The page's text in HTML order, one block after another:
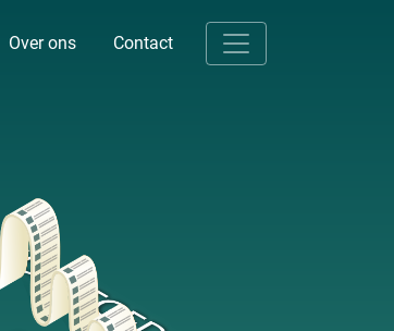
Over ons Contact